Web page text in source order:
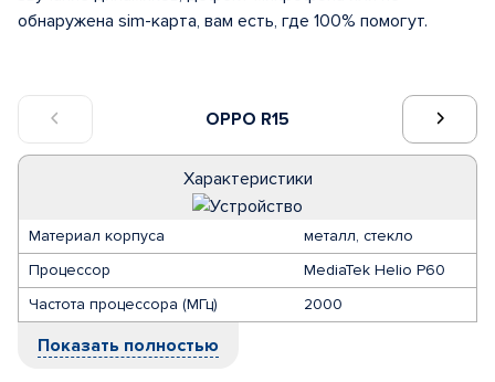
OPPO R15
Характеристики
Материал корпуса
металл, стекло
Процессор
MediaTek Helio P60
Частота процессора (МГц)
2000
Показать полностью
обнаружена sim-карта, вам есть, где 100% помогут.